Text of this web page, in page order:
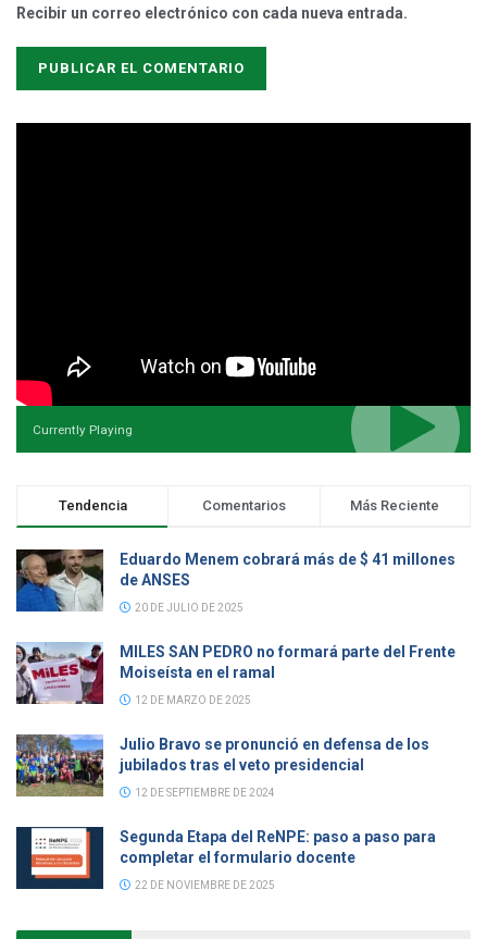
Recibir un correo electrónico con cada nueva entrada.
Currently Playing
Tendencia Comentarios Más Reciente
Eduardo Menem cobrará más de $ 41 millones
de ANSES
20 DE JULIO DE 2025
MILES SAN PEDRO no formará parte del Frente
Moiseísta en el ramal
12 DE MARZO DE 2025
Julio Bravo se pronunció en defensa de los
jubilados tras el veto presidencial
12 DE SEPTIEMBRE DE 2024
Segunda Etapa del ReNPE: paso a paso para
completar el formulario docente
22 DE NOVIEMBRE DE 2025